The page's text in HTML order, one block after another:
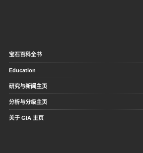
宝石百科全书
Education
研究与新闻主页
分析与分级主页
关于 GIA 主页